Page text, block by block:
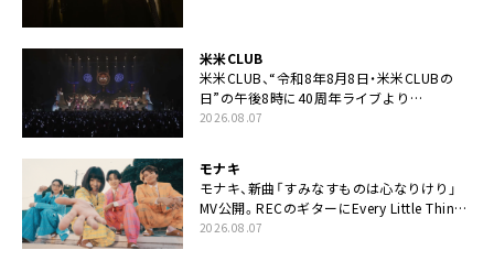
米米CLUB
米米CLUB、“令和8年8月8日・米米CLUBの
日”の午後8時に40周年ライブより
「FANtachy medley」を88年限定公開
2026.08.07
モナキ
モナキ、新曲「すみなすものは心なりけり」
MV公開。RECのギターにEvery Little Thing・
伊藤一朗参加も
2026.08.07